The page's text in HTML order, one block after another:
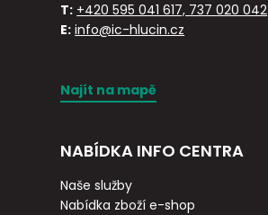
T: +420 595 041 617, 737 020 042
E: info@ic-hlucin.cz
Najít na mapě
NABÍDKA INFO CENTRA
Naše služby
Nabídka zboží e-shop